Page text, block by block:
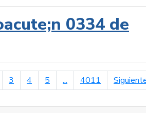
0334 de
3 4 5 ... 4011